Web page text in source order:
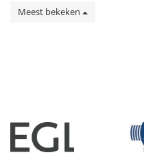
Meest bekeken